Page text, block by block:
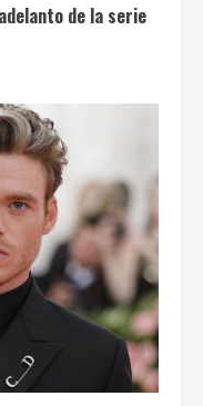
de la serie